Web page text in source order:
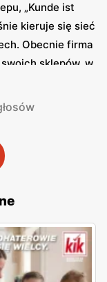
„Kunde ist
kieruje się sieć
Obecnie firma
sklepów, w
nie
plan rozwoju.
tym, że oferuje
cenach. Nie
obniża ceny
to miejsce,
Można
tradycyjną,
znaleźćgazetkę